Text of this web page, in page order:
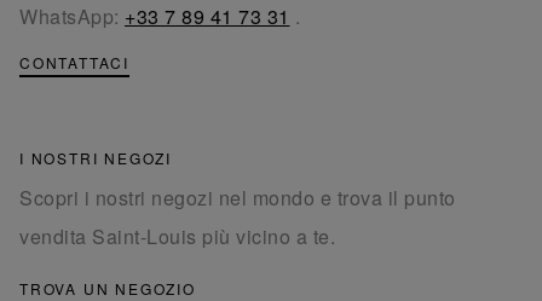
WhatsApp: +33 7 89 41 73 31 .
CONTATTACI
I NOSTRI NEGOZI
Scopri i nostri negozi nel mondo e trova il punto
vendita Saint-Louis più vicino a te.
TROVA UN NEGOZIO